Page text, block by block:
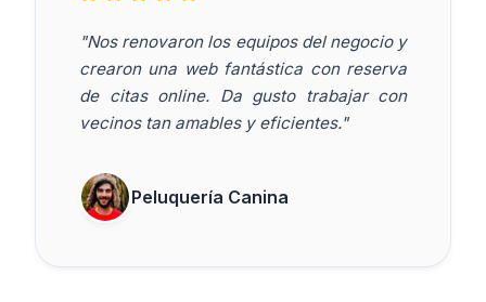
"Nos renovaron los equipos del negocio y
crearon una web fantástica con reserva
de citas online. Da gusto trabajar con
vecinos tan amables y eficientes."
Peluquería Canina